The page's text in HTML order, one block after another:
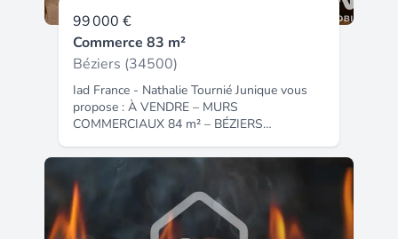
99 000 €
Commerce 83 m²
Béziers (34500)
Iad France - Nathalie Tournié Junique vous
propose : À VENDRE – MURS
COMMERCIAUX 84 m² – BÉZIERS
vie à votre projet professionnel. Situé dans
un secteur dynamique de Béziers, ce local
commercial de 84 m² offre une belle
opportunité d'investissement ou
d'installation pour une activité